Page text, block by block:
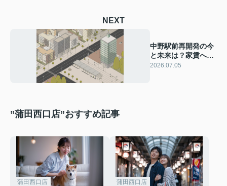
NEXT
中野駅前再開発の今
と未来は？家賃への
影響や住まい選びの
2026.07.05
”蒲田西口店”おすすめ記事
蒲田西口店 蒲田西口店